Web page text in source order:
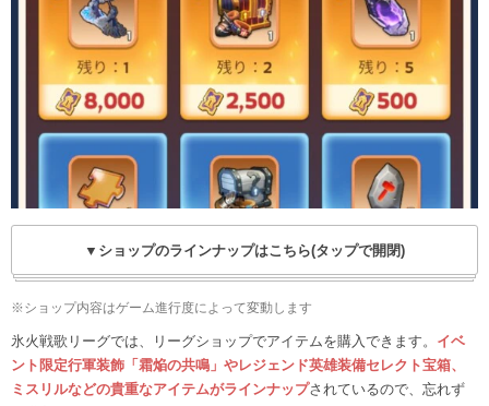
▼ショップのラインナップはこちら(タップで開閉)
※ショップ内容はゲーム進行度によって変動します
氷火戦歌リーグでは、リーグショップでアイテムを購入できます。 イベ
ント限定行軍装飾「霜焔の共鳴」やレジェンド英雄装備セレクト宝箱、
ミスリルなどの貴重なアイテムがラインナップされているので、忘れず